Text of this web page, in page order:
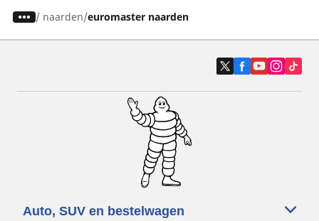
/ naarden euromaster naarden
Auto, SUV en bestelwagen